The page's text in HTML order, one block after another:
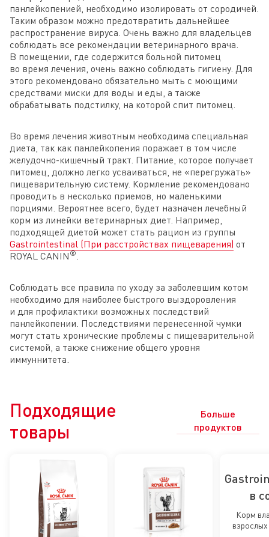
панлейкопенией, необходимо изолировать от сородичей.
Таким образом можно предотвратить дальнейшее
распространение вируса. Очень важно для владельцев
соблюдать все рекомендации ветеринарного врача.
В помещении, где содержится больной питомец
во время лечения, очень важно соблюдать гигиену. Для
этого рекомендовано обязательно мыть с моющими
средствами миски для воды и еды, а также
обрабатывать подстилку, на которой спит питомец.
Во время лечения животным необходима специальная
диета, так как панлейкопения поражает в том числе
желудочно-кишечный тракт. Питание, которое получает
питомец, должно легко усваиваться, не «перегружать»
пищеварительную систему. Кормление рекомендовано
проводить в несколько приемов, но маленькими
порциями. Вероятнее всего, будет назначен лечебный
корм из линейки ветеринарных диет. Например,
подходящей диетой может стать рацион из группы
Gastrointestinal (При расстройствах пищеварения) от
ROYAL CANIN®.
Соблюдать все правила по уходу за заболевшим котом
необходимо для наиболее быстрого выздоровления
и для профилактики возможных последствий
панлейкопении. Последствиями перенесенной чумки
могут стать хронические проблемы с пищеварительной
системой, а также снижение общего уровня
иммуннитета.
Подходящие
товары
Больше
продуктов
в
для
Корм